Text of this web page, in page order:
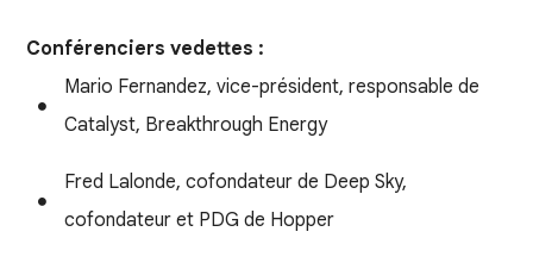
Conférenciers vedettes :
Mario Fernandez, vice-président, responsable de
Catalyst, Breakthrough Energy
Fred Lalonde, cofondateur de Deep Sky,
cofondateur et PDG de Hopper